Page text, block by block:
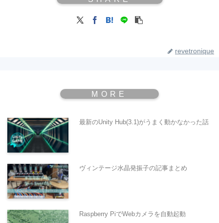
revetronique
最新のUnity Hub(3.1)がうまく動かなかった話
ヴィンテージ水晶発振子の記事まとめ
Raspberry PiでWebカメラを自動起動